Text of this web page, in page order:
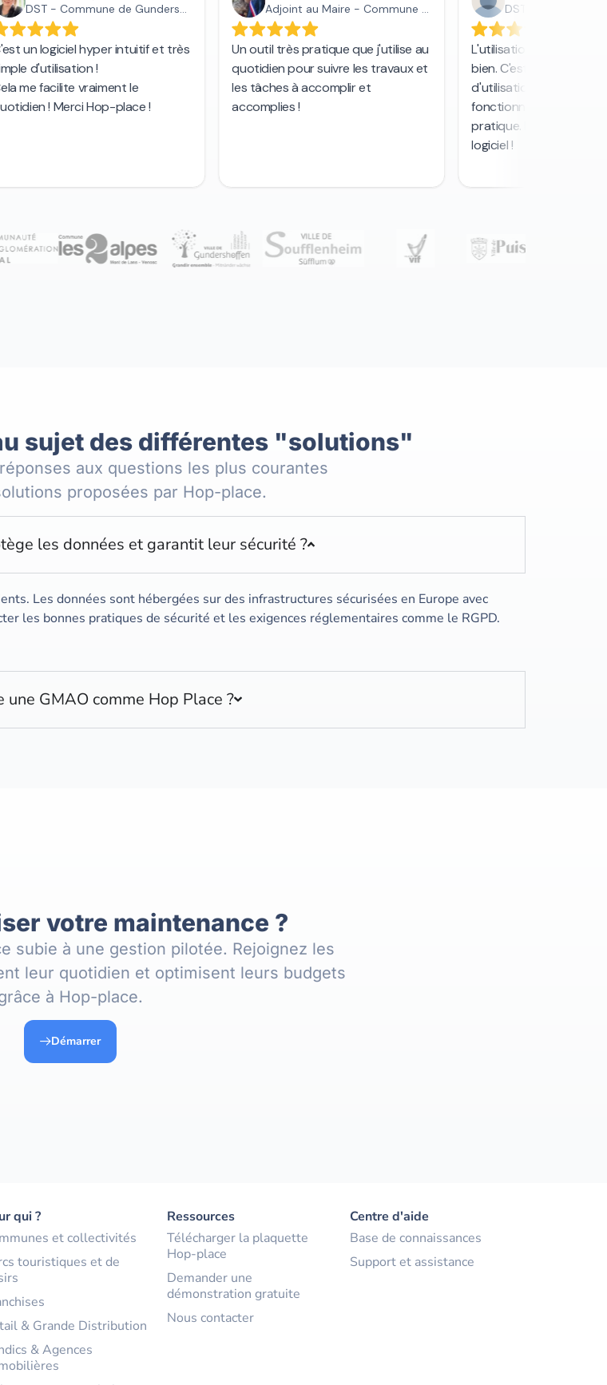
sujet des différentes "solutions"
aux questions les plus courantes
proposées par Hop-place.
les données et garantit leur sécurité ?
Les données sont hébergées sur des infrastructures sécurisées en Europe avec
les bonnes pratiques de sécurité et les exigences réglementaires comme le RGPD.
une GMAO comme Hop Place ?
votre maintenance ?
subie à une gestion pilotée. Rejoignez les
leur quotidien et optimisent leurs budgets
à Hop-place.
Démarrer
qui ?
et collectivités
touristiques et de
& Grande Distribution
& Agences
Ressources
Télécharger la plaquette
Hop-place
Demander une
démonstration gratuite
Nous contacter
Centre d'aide
Base de connaissances
Support et assistance